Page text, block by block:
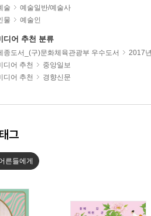
술
예술일반/예술사
물 예술인
디어 추천 분류
종도서_(구)문화체육관광부 우수도서
2017
디어 추천
중앙일보
디어 추천 경향신문
그
른들에게